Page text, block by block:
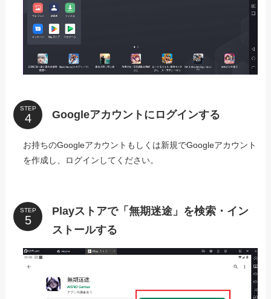
STEP
Googleアカウントにログインする
お持ちのGoogleアカウントもしくは新規でGoogleアカウント
を作成し、ログインしてください。
STEP
Playストアで「無期迷途」を検索・イン
ストールする